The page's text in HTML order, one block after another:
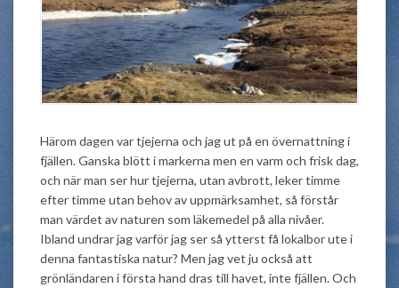
Härom dagen var tjejerna och jag ut på en övernattning i
fjällen. Ganska blött i markerna men en varm och frisk dag,
och när man ser hur tjejerna, utan avbrott, leker timme
efter timme utan behov av uppmärksamhet, så förstår
man värdet av naturen som läkemedel på alla nivåer.
Ibland undrar jag varför jag ser så ytterst få lokalbor ute i
denna fantastiska natur? Men jag vet ju också att
grönländaren i första hand dras till havet, inte fjällen. Och